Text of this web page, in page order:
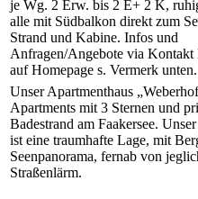
je Wg. 2 Erw. bis 2 E+ 2 K,
alle mit Südbalkon direkt zum
Strand und Kabine. Infos und
Anfragen/Angebote via
auf Homepage s. Vermerk
Unser Apartmenthaus
Apartments mit 3 Sternen und
Badestrand am Faakersee.
ist eine traumhafte Lage, mit
Seenpanorama, fernab von
Straßenlärm.